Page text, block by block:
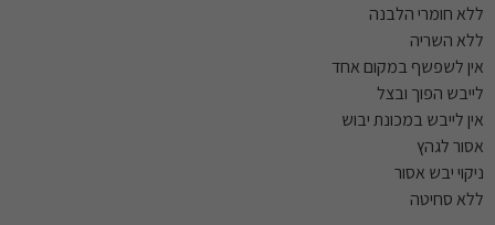
ללא חומרי הלבנה
ללא השריה
אין לשפשף במקום אחד
לייבש הפוך ובצל
אין לייבש במכונת יבוש
אסור לגהץ
ניקוי יבש אסור
ללא סחיטה